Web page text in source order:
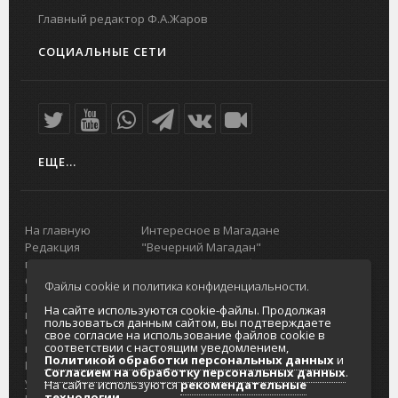
Главный редактор Ф.А.Жаров
СОЦИАЛЬНЫЕ СЕТИ
ЕЩЕ...
На главную
Редакция
портала
О проекте
Реклама на
портале
Отзывы и
предложения
Интернет-
услуги
Интересное в Магадане
"Вечерний Магадан"
Реклама
Главный туристический портал
Колымы
Политика в отношении обработки
персональных данных
Согласие на обработку персональных
данных
Файлы cookie и политика конфиденциальности.
На сайте используются cookie-файлы. Продолжая
пользоваться данным сайтом, вы подтверждаете
свое согласие на использование файлов cookie в
соответствии с настоящим уведомлением,
Политикой обработки персональных данныхи
Согласием на обработку персональных данных.
На сайте используютсярекомендательные